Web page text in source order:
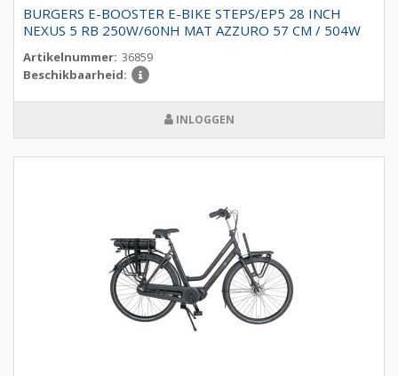
BURGERS E-BOOSTER E-BIKE STEPS/EP5 28 INCH
NEXUS 5 RB 250W/60NH MAT AZZURO 57 CM / 504W
Artikelnummer: 36859
Beschikbaarheid:
INLOGGEN